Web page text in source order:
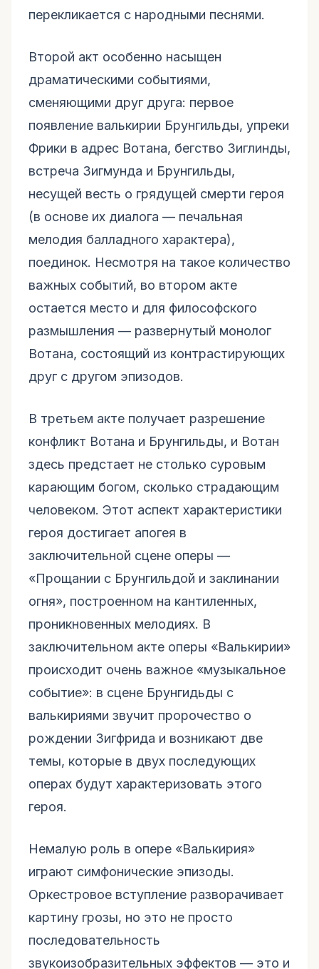
перекликается с народными песнями.
Второй акт особенно насыщен
драматическими событиями,
сменяющими друг друга: первое
появление валькирии Брунгильды, упреки
Фрики в адрес Вотана, бегство Зиглинды,
встреча Зигмунда и Брунгильды,
несущей весть о грядущей смерти героя
(в основе их диалога — печальная
мелодия балладного характера),
поединок. Несмотря на такое количество
важных событий, во втором акте
остается место и для философского
размышления — развернутый монолог
Вотана, состоящий из контрастирующих
друг с другом эпизодов.
В третьем акте получает разрешение
конфликт Вотана и Брунгильды, и Вотан
здесь предстает не столько суровым
карающим богом, сколько страдающим
человеком. Этот аспект характеристики
героя достигает апогея в
заключительной сцене оперы —
«Прощании с Брунгильдой и заклинании
огня», построенном на кантиленных,
проникновенных мелодиях. В
заключительном акте оперы «Валькирии»
происходит очень важное «музыкальное
событие»: в сцене Брунгидьды с
валькириями звучит пророчество о
рождении Зигфрида и возникают две
темы, которые в двух последующих
операх будут характеризовать этого
героя.
Немалую роль в опере «Валькирия»
играют симфонические эпизоды.
Оркестровое вступление разворачивает
картину грозы, но это не просто
последовательность
звукоизобразительных эффектов — это и